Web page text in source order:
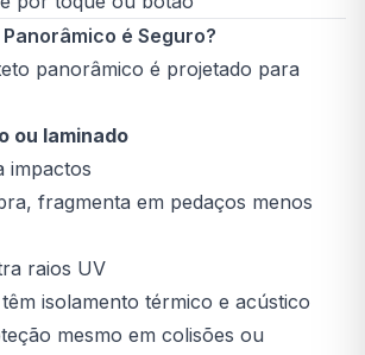
é Seguro?
panorâmico é projetado para
ou laminado
impactos
fragmenta em pedaços menos
raios UV
isolamento térmico e acústico
mesmo em colisões ou